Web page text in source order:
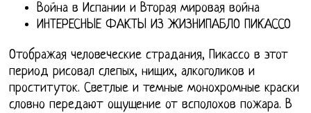
Война в Испании и Вторая мировая война
ИНТЕРЕСНЫЕ ФАКТЫ ИЗ ЖИЗНИПАБЛО ПИКАССО
Отображая человеческие страдания, Пикассо в этот
период рисовал слепых, нищих, алкоголиков и
проституток. Светлые и темные монохромные краски
словно передают ощущение от всполохов пожара. В